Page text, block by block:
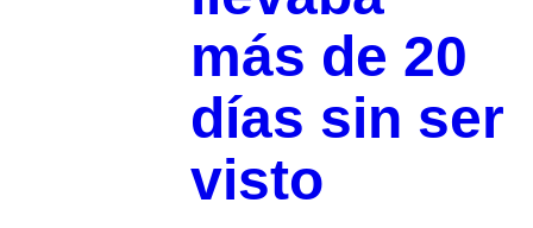
más de 20
días sin ser
visto